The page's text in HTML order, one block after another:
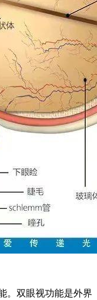
。双眼视功能是外界